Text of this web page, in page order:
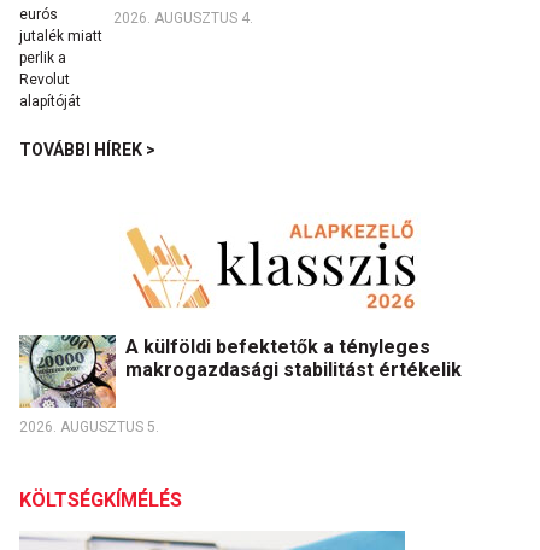
2026. AUGUSZTUS 4.
TOVÁBBI HÍREK >
A külföldi befektetők a tényleges
makrogazdasági stabilitást értékelik
2026. AUGUSZTUS 5.
KÖLTSÉGKÍMÉLÉS